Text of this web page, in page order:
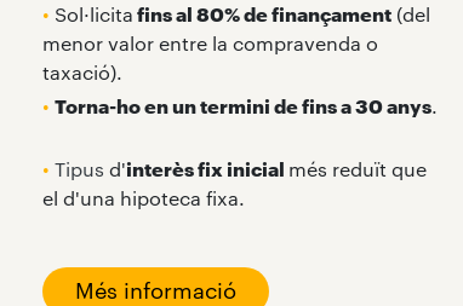
• Sol·licita fins al 80% de finançament (del
menor valor entre la compravenda o
taxació).
• Torna-ho en un termini de fins a 30 anys
• Tipus d'interès fix inicial més reduït que
el d'una hipoteca fixa.
Més informació